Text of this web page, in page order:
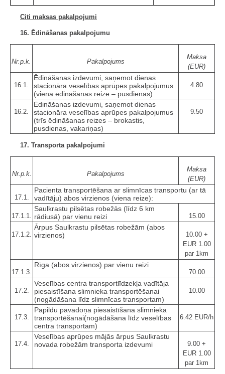
Citi maksas pakalpojumi
16. Ēdināšanas pakalpojumu
Nr.p.k. Pakalpojums
Maksa
(EUR)
16.1.
Ēdināšanas izdevumi, saņemot dienas
stacionāra veselības aprūpes pakalpojumus
(viena ēdināšanas reize – pusdienas)
4.80
16.2.
Ēdināšanas izdevumi, saņemot dienas
stacionāra veselības aprūpes pakalpojumus
(trīs ēdināšanas reizes – brokastis,
pusdienas, vakariņas)
9.50
17. Transporta pakalpojumi
Nr.p.k. Pakalpojums
Maksa
(EUR)
17.1.
Pacienta transportēšana ar slimnīcas transportu (ar tā
vadītāju) abos virzienos (viena reize):
17.1.1.
Saulkrastu pilsētas robežās (līdz 6 km
rādiusā) par vienu reizi
15.00
17.1.2.
Ārpus Saulkrastu pilsētas robežām (abos
virzienos)
10.00 +
EUR 1.00
par 1km
17.1.3.
Rīga (abos virzienos) par vienu reizi
70.00
17.2.
Veselības centra transportlīdzekļa vadītāja
piesaistīšana slimnieka transportēšanai
(nogādāšana līdz slimnīcas transportam)
10.00
17.3.
Papildu pavadoņa piesaistīšana slimnieka
transportēšanai(nogādāšana līdz veselības
centra transportam)
6.42 EUR/h
17.4.
Veselības aprūpes mājās ārpus Saulkrastu
novada robežām transporta izdevumi
9.00 +
EUR 1.00
par 1km